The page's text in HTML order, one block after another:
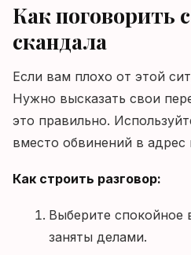
Как поговорить
скандала
Если вам плохо от этой
Нужно высказать свои
это правильно.
вместо обвинений в адрес
Как строить разговор:
Выберите спокойное
заняты делами.